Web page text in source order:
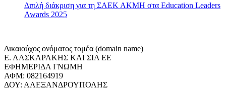
Διπλή διάκριση για τη ΣΑΕΚ ΑΚΜΗ στα Education Leaders
Awards 2025
Δικαιούχος ονόματος τομέα (domain name)
Ε. ΛΑΣΚΑΡΑΚΗΣ ΚΑΙ ΣΙΑ ΕΕ
ΕΦΗΜΕΡΙΔΑ ΓΝΩΜΗ
ΑΦΜ: 082164919
ΔΟΥ: ΑΛΕΞΑΝΔΡΟΥΠΟΛΗΣ